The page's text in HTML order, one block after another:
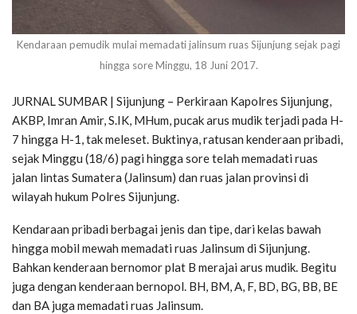
Kendaraan pemudik mulai memadati jalinsum ruas Sijunjung sejak pagi
hingga sore Minggu, 18 Juni 2017.
JURNAL SUMBAR | Sijunjung – Perkiraan Kapolres Sijunjung,
AKBP, Imran Amir, S.IK, MHum, pucak arus mudik terjadi pada H-
7 hingga H-1, tak meleset. Buktinya, ratusan kenderaan pribadi,
sejak Minggu (18/6) pagi hingga sore telah memadati ruas
jalan lintas Sumatera (Jalinsum) dan ruas jalan provinsi di
wilayah hukum Polres Sijunjung.
Kendaraan pribadi berbagai jenis dan tipe, dari kelas bawah
hingga mobil mewah memadati ruas Jalinsum di Sijunjung.
Bahkan kenderaan bernomor plat B merajai arus mudik. Begitu
juga dengan kenderaan bernopol. BH, BM, A, F, BD, BG, BB, BE
dan BA juga memadati ruas Jalinsum.